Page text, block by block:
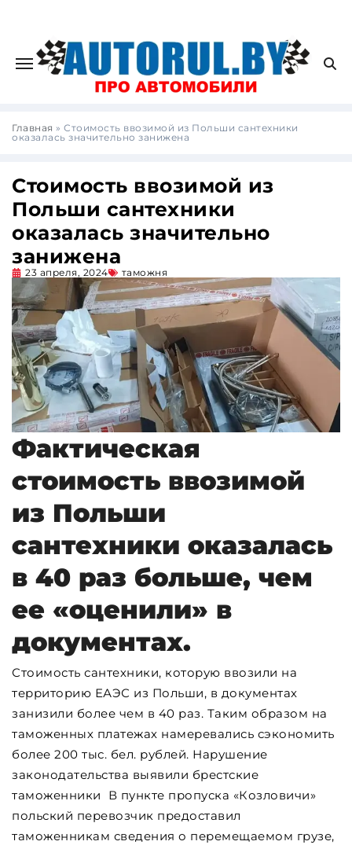
Главная » Стоимость ввозимой из Польши сантехники
оказалась значительно занижена
Стоимость ввозимой из
Польши сантехники
оказалась значительно
занижена
23 апреля, 2024 таможня
Фактическая
стоимость ввозимой
из Польши
сантехники оказалась
в 40 раз больше, чем
ее «оценили» в
документах.
Стоимость сантехники, которую ввозили на
территорию ЕАЭС из Польши, в документах
занизили более чем в 40 раз. Таким образом на
таможенных платежах намеревались сэкономить
более 200 тыс. бел. рублей. Нарушение
законодательства выявили брестские
таможенники В пункте пропуска «Козловичи»
польский перевозчик предоставил
таможенникам сведения о перемещаемом грузе,